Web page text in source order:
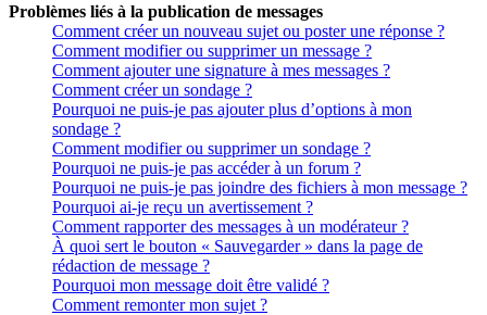
Problèmes liés à la publication de messages
Comment créer un nouveau sujet ou poster une réponse ?
Comment modifier ou supprimer un message ?
Comment ajouter une signature à mes messages ?
Comment créer un sondage ?
Pourquoi ne puis-je pas ajouter plus d’options à mon
sondage ?
Comment modifier ou supprimer un sondage ?
Pourquoi ne puis-je pas accéder à un forum ?
Pourquoi ne puis-je pas joindre des fichiers à mon message ?
Pourquoi ai-je reçu un avertissement ?
Comment rapporter des messages à un modérateur ?
À quoi sert le bouton « Sauvegarder » dans la page de
rédaction de message ?
Pourquoi mon message doit être validé ?
Comment remonter mon sujet ?